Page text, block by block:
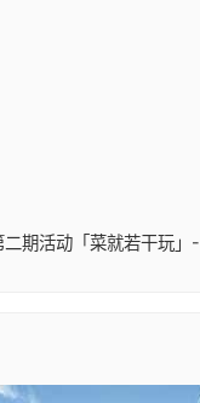
期活动「菜就若干玩